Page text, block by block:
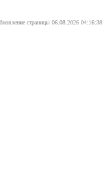
страницы 06.08.2026 04:16:38